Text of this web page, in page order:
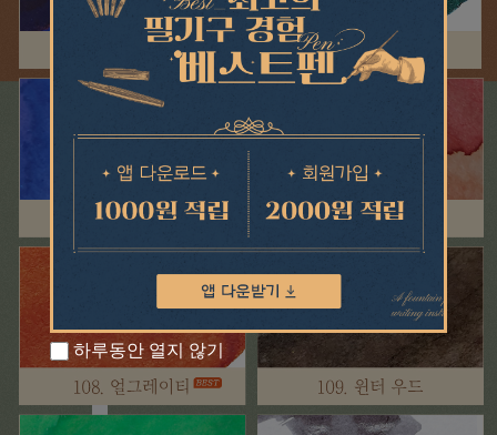
하루동안 열지 않기